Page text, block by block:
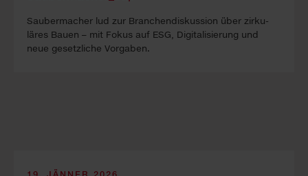
Saubermacher lud zur Bran­chen­diskus­sion über zirku­
läres Bauen – mit Fokus auf ESG, Di­gita­lisie­rung und
neue gesetz­liche Vor­ga­ben.